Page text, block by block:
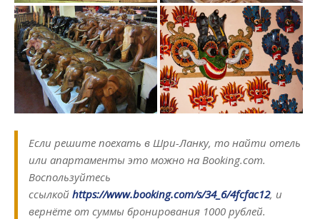
Если решите поехать в Шри-Ланку, то найти отель
или апартаменты это можно на Booking.com.
Воспользуйтесь
ссылкой https://www.booking.com/s/34_6/4fcfac12, и
вернёте от суммы бронирования 1000 рублей.